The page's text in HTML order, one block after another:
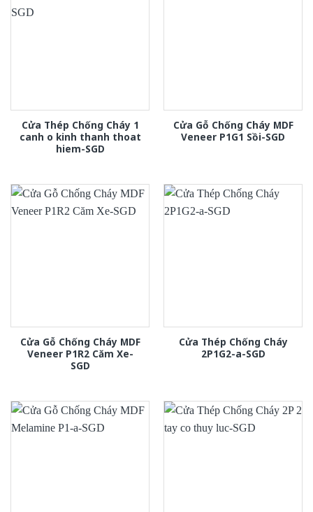
Cửa Thép Chống Cháy 1
canh o kinh thanh thoat
hiem-SGD
Cửa Gỗ Chống Cháy MDF
Veneer P1G1 Sồi-SGD
Cửa Gỗ Chống Cháy MDF
Veneer P1R2 Căm Xe-
SGD
Cửa Thép Chống Cháy
2P1G2-a-SGD